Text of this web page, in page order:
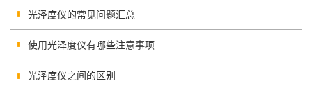
光泽度仪的常见问题汇总
使用光泽度仪有哪些注意事项
光泽度仪之间的区别